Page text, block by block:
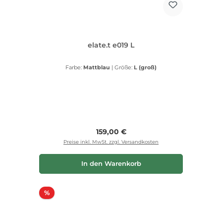
elate.t e019 L
Farbe: Mattblau | Größe: L (groß)
Regulärer Preis:
159,00 €
Preise inkl. MwSt. zzgl. Versandkosten
In den Warenkorb
%Rabatt